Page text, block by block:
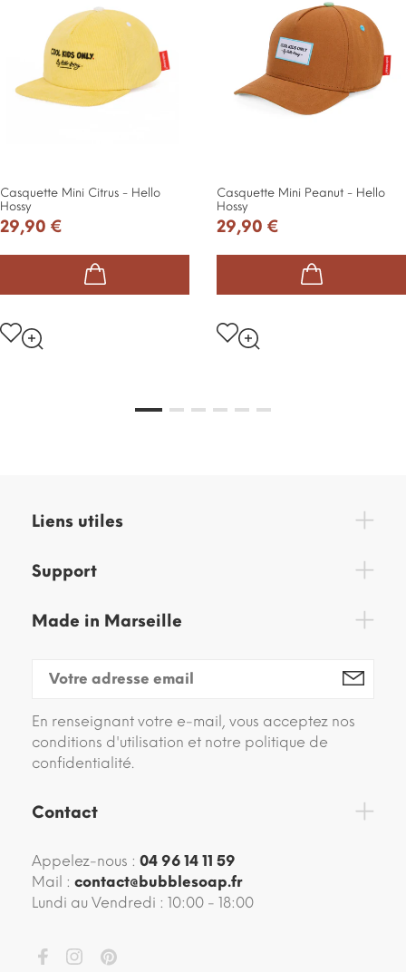
Casquette Mini Citrus - Hello
Hossy
29,90 €
Casquette Mini Peanut - Hello
Hossy
29,90 €
Liens utiles
Support
Made in Marseille
En renseignant votre e-mail, vous acceptez nos
conditions d'utilisation et notre politique de
confidentialité.
Contact
Appelez-nous : 04 96 14 11 59
Mail : contact@bubblesoap.fr
Lundi au Vendredi : 10:00 - 18:00